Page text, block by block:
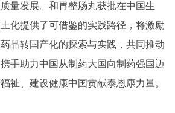
量发展。和胃整肠丸获批在中国生
化提供了可借鉴的实践路径，将激励
品转国产化的探索与实践，共同推动
手助力中国从制药大国向制药强国迈
祉、建设健康中国贡献泰恩康力量。